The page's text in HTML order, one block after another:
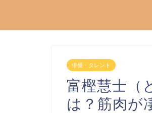
俳優・タレント
富樫慧士（
は？筋肉が